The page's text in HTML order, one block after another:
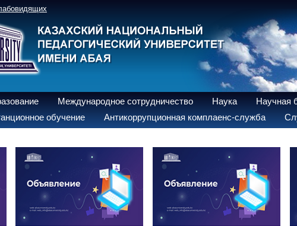
Международное сотрудничество Наука Научная
обучение Антикоррупционная комплаенс-служба